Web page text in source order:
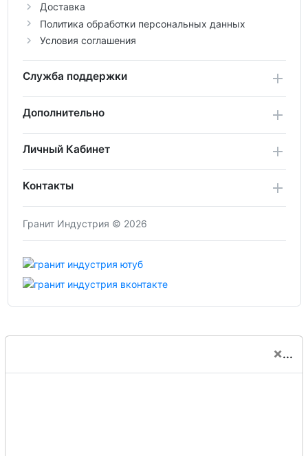
Доставка
Политика обработки персональных данных
Условия соглашения
Служба поддержки
Дополнительно
Личный Кабинет
Контакты
Гранит Индустрия © 2026
×...